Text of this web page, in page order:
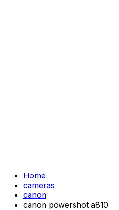
Home
cameras
canon
canon powershot a810